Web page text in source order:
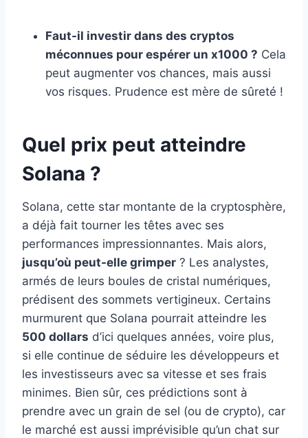
Faut-il investir dans des cryptos
méconnues pour espérer un x1000 ? Cela
peut augmenter vos chances, mais aussi
vos risques. Prudence est mère de sûreté !
Quel prix peut atteindre
Solana ?
Solana, cette star montante de la cryptosphère,
a déjà fait tourner les têtes avec ses
performances impressionnantes. Mais alors,
jusqu’où peut-elle grimper ? Les analystes,
armés de leurs boules de cristal numériques,
prédisent des sommets vertigineux. Certains
murmurent que Solana pourrait atteindre les
500 dollars d’ici quelques années, voire plus,
si elle continue de séduire les développeurs et
les investisseurs avec sa vitesse et ses frais
minimes. Bien sûr, ces prédictions sont à
prendre avec un grain de sel (ou de crypto), car
le marché est aussi imprévisible qu’un chat sur